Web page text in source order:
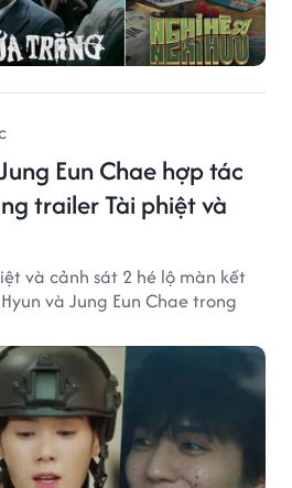
Eun Chae hợp tác
trailer Tài phiệt và
và cảnh sát 2 hé lộ màn kết
và Jung Eun Chae trong